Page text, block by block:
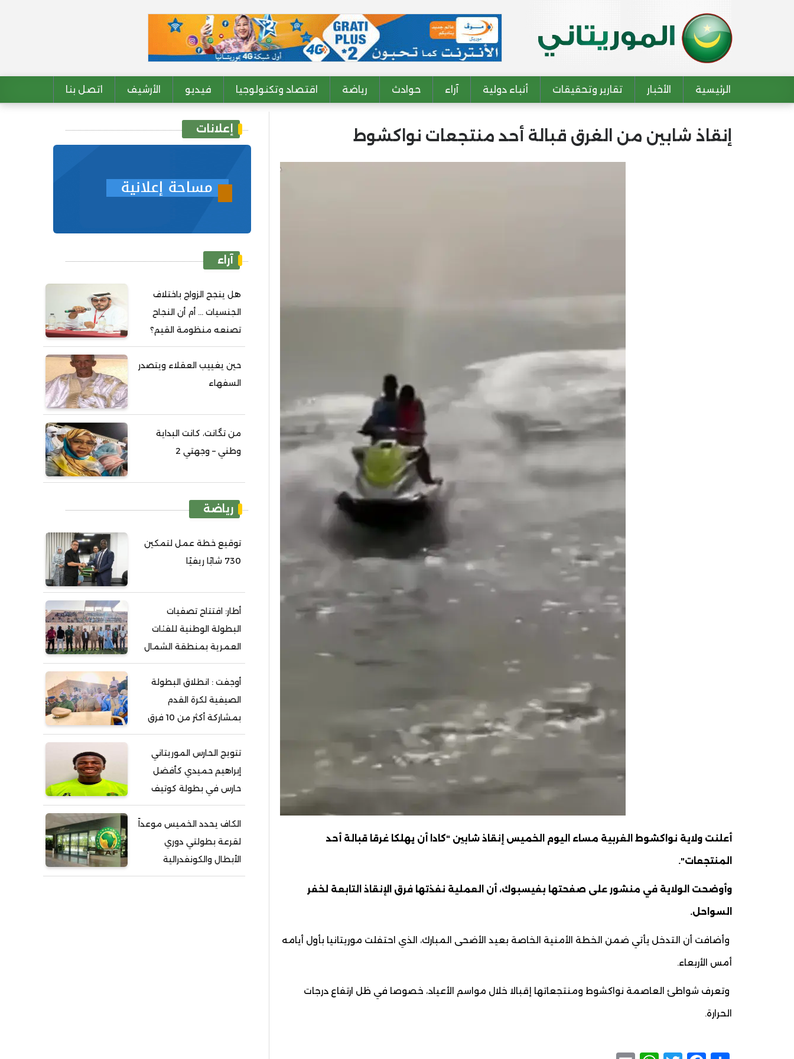
Main navigation
الرئيسية الأخبار تقارير وتحقيقات أنباء دولية آراء حوادث رياضة اقتصاد وتكنولوجيا فيديو الأرشيف اتصل بنا
إنقاذ شابين من الغرق قبالة أحد منتجعات نواكشوط
أعلنت ولاية نواكشوط الغربية مساء اليوم الخميس إنقاذ شابين "كادا أن يهلكا غرقا قبالة أحد
المنتجعات".
وأوضحت الولاية في منشور على صفحتها بفيسبوك، أن العملية نفذتها فرق الإنقاذ التابعة لخفر
السواحل.
وأضافت أن التدخل يأتي ضمن الخطة الأمنية الخاصة بعيد الأضحى المبارك، الذي احتفلت موريتانيا بأول أيامه
أمس الأربعاء.
وتعرف شواطئ العاصمة نواكشوط ومنتجعاتها إقبالا خلال مواسم الأعياد، خصوصا في ظل ارتفاع درجات
الحرارة.
إعلانات
آراء
هل ينجح الزواج باختلاف
الجنسيات ... أم أن النجاح
تصنعه منظومة القيم؟
حين يغييب العقلاء ويتصدر
السفهاء
من تگانت، كانت البداية
وطني – وجهتي 2
رياضة
توقيع خطة عمل لتمكين
730 شابًا ريفيًا
أطار: افتتاح تصفيات
البطولة الوطنية للفئات
العمرية بمنطقة الشمال
أوجفت : انطلاق البطولة
الصيفية لكرة القدم
بمشاركة أكثر من 10 فرق
تتويج الحارس الموريتاني
إبراهيم حميدي كأفضل
حارس في بطولة كوتيف
الكاف يحدد الخميس موعداً
لقرعة بطولتي دوري
الأبطال والكونفدرالية